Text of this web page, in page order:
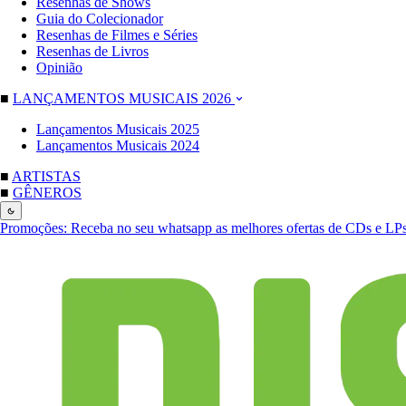
Guia do Colecionador
Resenhas de Filmes e Séries
Resenhas de Livros
Opinião
■ LANÇAMENTOS MUSICAIS 2026
Lançamentos Musicais 2025
Lançamentos Musicais 2024
■ ARTISTAS
■ GÊNEROS
Promoções: Receba no seu whatsapp as melhores ofertas de CDs e